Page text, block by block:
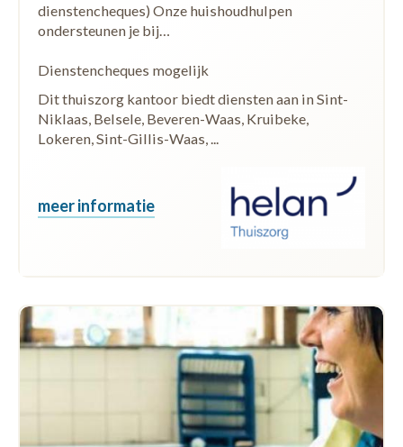
dienstencheques) Onze huishoudhulpen
ondersteunen je bij…
Dienstencheques mogelijk
Dit thuiszorg kantoor biedt diensten aan in Sint-
Niklaas, Belsele, Beveren-Waas, Kruibeke,
Lokeren, Sint-Gillis-Waas, ...
meer informatie